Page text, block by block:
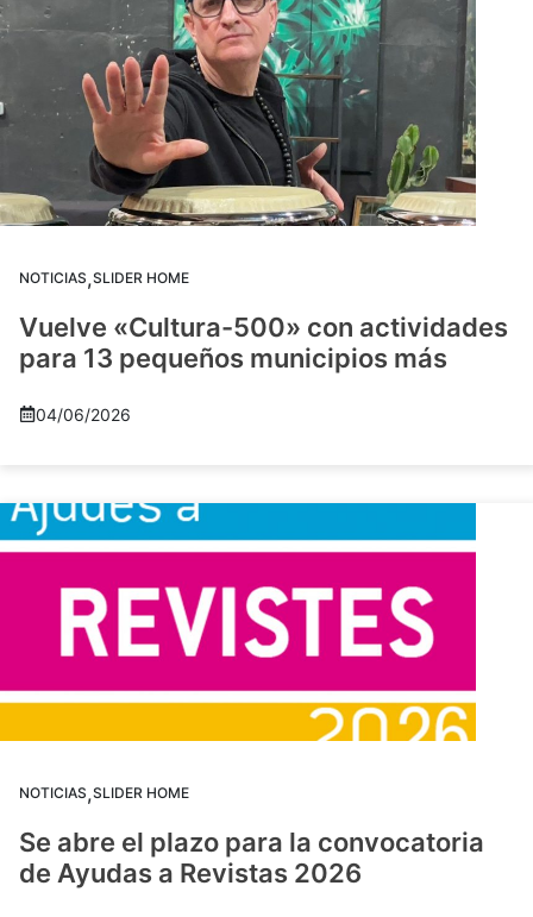
NOTICIAS,SLIDER HOME
Vuelve «Cultura-500» con actividades
para 13 pequeños municipios más
04/06/2026
NOTICIAS,SLIDER HOME
Se abre el plazo para la convocatoria
de Ayudas a Revistas 2026